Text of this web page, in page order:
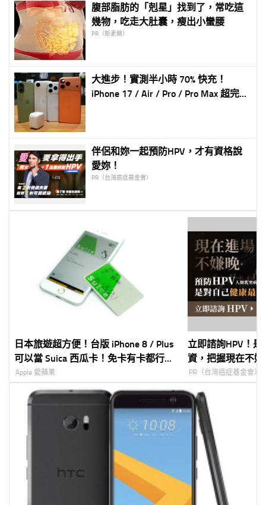
腹部脂肪的「剋星」找到了，常吃這
幾物，吃走大肚囊，瘦出小蠻腰
PR（新素簡）
大進步！實測半小時 70% 快充！
iPhone 17 / Air / Pro / Pro Max 超完整
伴侶和妳一起預防HPV，才有資格說
愛妳！
PR（台灣癌症基金會）
日本旅遊超方便！台版 iPhone 8 / Plus
可以當 Suica 西瓜卡！免卡有卡都行！
教學看了馬上就會！（包含日文翻譯）
Apple 愛蘋果
立即諮詢HPV！
資，把握現在不嫌
PR（台灣癌症基金會）